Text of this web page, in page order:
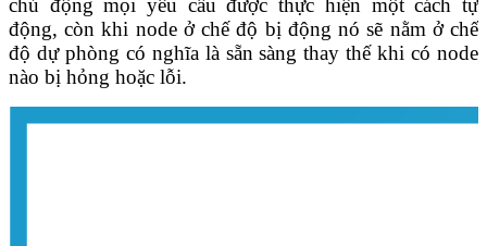
chủ động mọi yêu cầu được thực hiện một cách tự
động, còn khi node ở chế độ bị động nó sẽ nằm ở chế
độ dự phòng có nghĩa là sẵn sàng thay thế khi có node
nào bị hỏng hoặc lỗi.